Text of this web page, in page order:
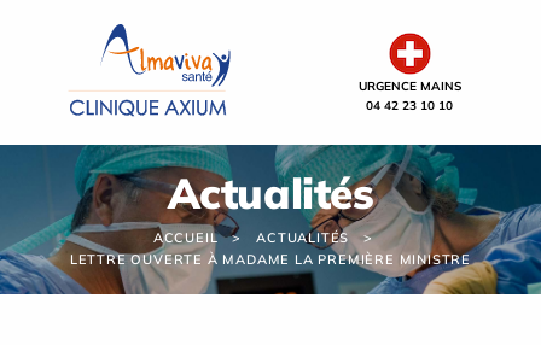
URGENCE MAINS
04 42 23 10 10
Actualités
ACCUEIL
ACTUALITÉS
LETTRE OUVERTE À MADAME LA PREMIÈRE MINISTRE